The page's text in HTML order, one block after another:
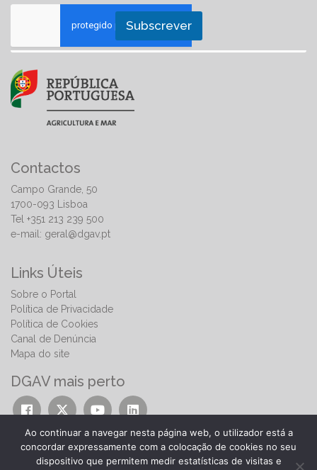
Subscrever
Contactos
Campo Grande, 50
1700-093 Lisboa
Tel +351 213 239 500
e-mail: geral@dgav.pt
Links Úteis
Sobre o Portal
Política de Privacidade
Política de Cookies
Canal de Denúncia
Mapa do site
DGAV mais perto
Ao continuar a navegar nesta página web, o utilizador está a
concordar expressamente com a colocação de cookies no seu
dispositivo que permitem medir estatísticas de visitas e